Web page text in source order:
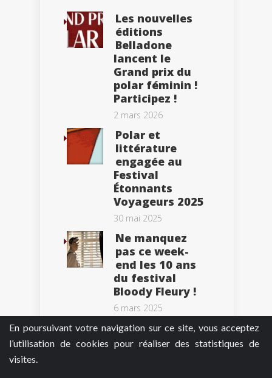
En poursuivant votre navigation sur ce site, vous acceptez
l’utilisation de cookies pour réaliser des statistiques de
visites.
Les nouvelles
éditions
Belladone
lancent le
Grand prix du
polar féminin !
Participez !
2 mars 2026
Polar et
littérature
engagée au
Festival
Étonnants
Voyageurs 2025
30 mai 2025
Ne manquez
pas ce week-
end les 10 ans
du festival
Bloody Fleury !
6 mars 2025